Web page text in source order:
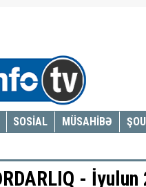
SOSİAL MÜSAHİBƏ
-